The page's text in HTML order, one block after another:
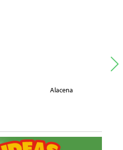
Alacena